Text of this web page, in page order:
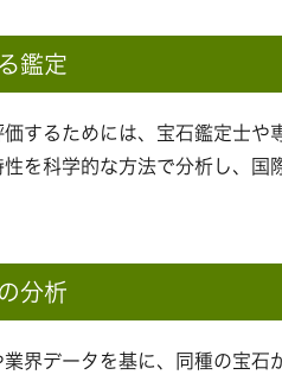
鑑定
するためには、宝石鑑定士
を科学的な方法で分析し、国
分析
界データを基に、同種の宝石